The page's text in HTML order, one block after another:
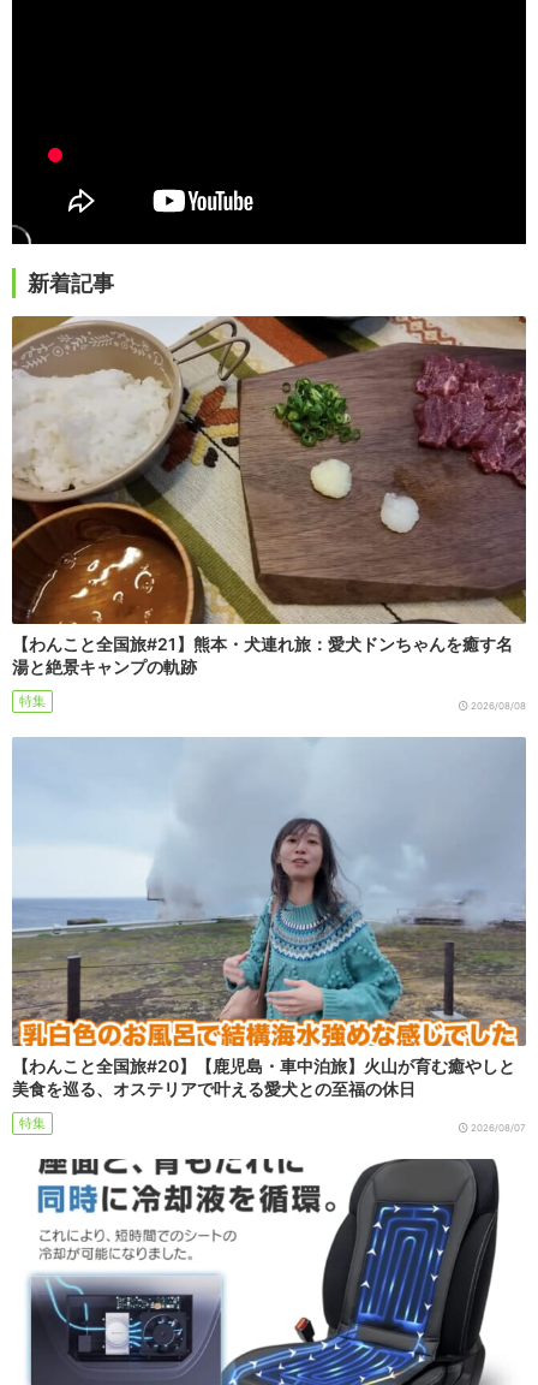
新着記事
【わんこと全国旅#21】熊本・犬連れ旅：愛犬ドンちゃんを癒す名
湯と絶景キャンプの軌跡
特集 2026/08/08
【わんこと全国旅#20】【鹿児島・車中泊旅】火山が育む癒やしと
美食を巡る、オステリアで叶える愛犬との至福の休日
特集 2026/08/07